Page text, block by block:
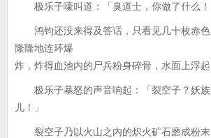
极乐子嚎叫道：「臭道士，你做了什么！
鸿钧还没来得及答话，只看见几十枚赤色
隆隆地连环爆
炸，炸得血池内的尸兵粉身碎骨，水面上浮起
极乐子暴怒的声音响起：「裂空子？妖族
儿！」
裂空子乃以火山之内的炽火矿石磨成粉末